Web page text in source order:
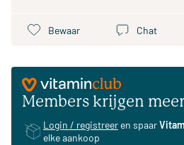
Bewaar Chat
Members krijgen
Login / registreer en spaar
elke aankoop